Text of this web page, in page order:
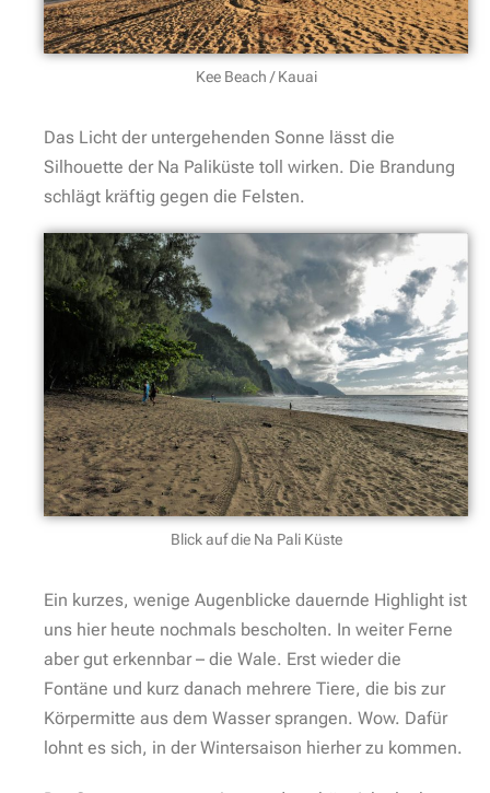
Kee Beach / Kauai
Das Licht der untergehenden Sonne lässt die
Silhouette der Na Paliküste toll wirken. Die Brandung
schlägt kräftig gegen die Felsten.
Blick auf die Na Pali Küste
Ein kurzes, wenige Augenblicke dauernde Highlight ist
uns hier heute nochmals bescholten. In weiter Ferne
aber gut erkennbar – die Wale. Erst wieder die
Fontäne und kurz danach mehrere Tiere, die bis zur
Körpermitte aus dem Wasser sprangen. Wow. Dafür
lohnt es sich, in der Wintersaison hierher zu kommen.